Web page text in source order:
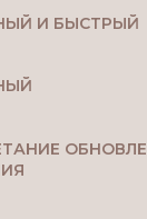
И БЫСТРЫЙ